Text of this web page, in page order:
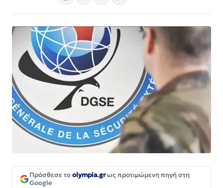
Πρόσθεσε τοolympia.grως προτιμώμενη πηγή στη
Google